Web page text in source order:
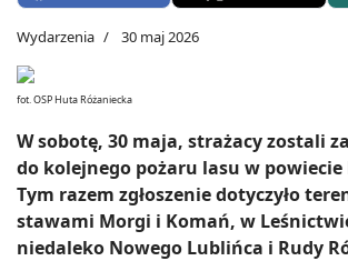
Wydarzenia 30 maj 2026
fot. OSP Huta Różaniecka
W sobotę, 30 maja, strażacy zostali
do kolejnego pożaru lasu w
Tym razem zgłoszenie dotyczyło
stawami Morgi i Komań, w
niedaleko Nowego Lublińca i Rudy